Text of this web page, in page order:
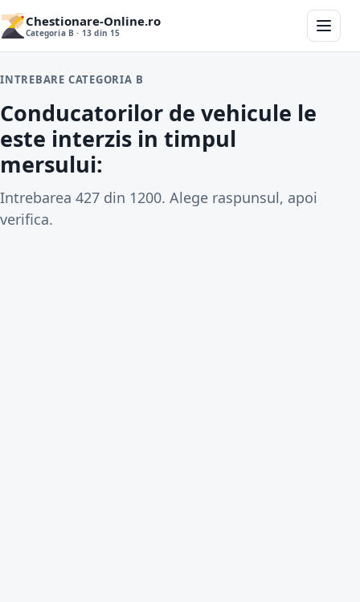
Chestionare-Online.ro
Categoria B · 13 din 15
INTREBARE CATEGORIA B
Conducatorilor de vehicule le
este interzis in timpul
mersului:
Intrebarea 427 din 1200. Alege raspunsul, apoi
verifica.